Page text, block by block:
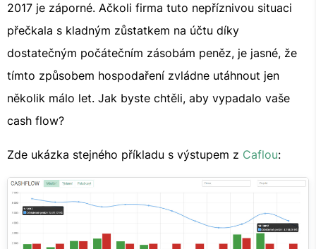
2017 je záporné. Ačkoli firma tuto nepříznivou situaci
přečkala s kladným zůstatkem na účtu díky
dostatečným počátečním zásobám peněz, je jasné, že
tímto způsobem hospodaření zvládne utáhnout jen
několik málo let. Jak byste chtěli, aby vypadalo vaše
cash flow?
Zde ukázka stejného příkladu s výstupem z Caflou: